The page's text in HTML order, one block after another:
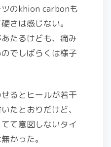
のkhion carbonも
さは感じない。
たるけども、痛み
でしばらくは様子
るとヒールが若干
たとおりだけど、
て意図しないタイ
かった。